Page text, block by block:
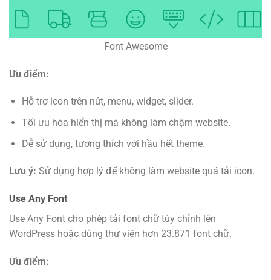
Font Awesome
Ưu điểm:
Hỗ trợ icon trên nút, menu, widget, slider.
Tối ưu hóa hiển thị mà không làm chậm website.
Dễ sử dụng, tương thích với hầu hết theme.
Lưu ý: Sử dụng hợp lý để không làm website quá tải icon.
Use Any Font
Use Any Font cho phép tải font chữ tùy chỉnh lên
WordPress hoặc dùng thư viện hơn 23.871 font chữ.
Ưu điểm: